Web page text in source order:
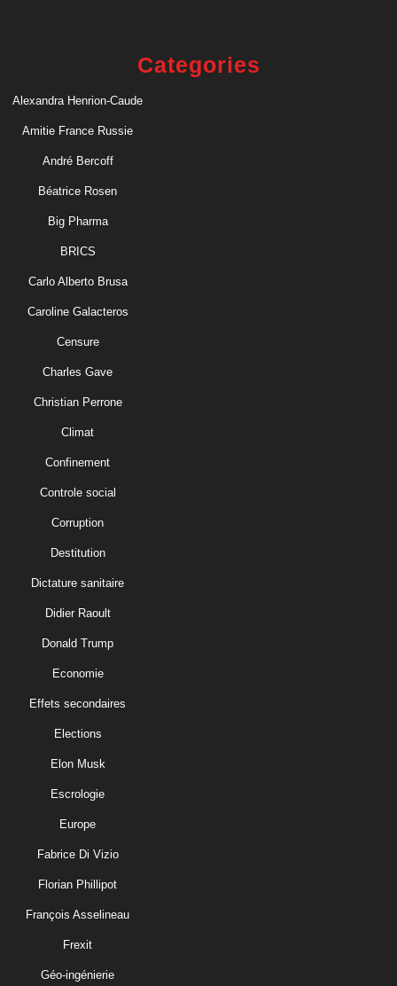
Categories
Alexandra Henrion-Caude
Amitie France Russie
André Bercoff
Béatrice Rosen
Big Pharma
BRICS
Carlo Alberto Brusa
Caroline Galacteros
Censure
Charles Gave
Christian Perrone
Climat
Confinement
Controle social
Corruption
Destitution
Dictature sanitaire
Didier Raoult
Donald Trump
Economie
Effets secondaires
Elections
Elon Musk
Escrologie
Europe
Fabrice Di Vizio
Florian Phillipot
François Asselineau
Frexit
Géo-ingénierie